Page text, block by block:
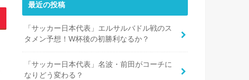
最近の投稿
「サッカー日本代表」エルサルバドル戦のス
タメン予想！W杯後の初勝利なるか？
「サッカー日本代表」名波・前田がコーチに
なりどう変わる？